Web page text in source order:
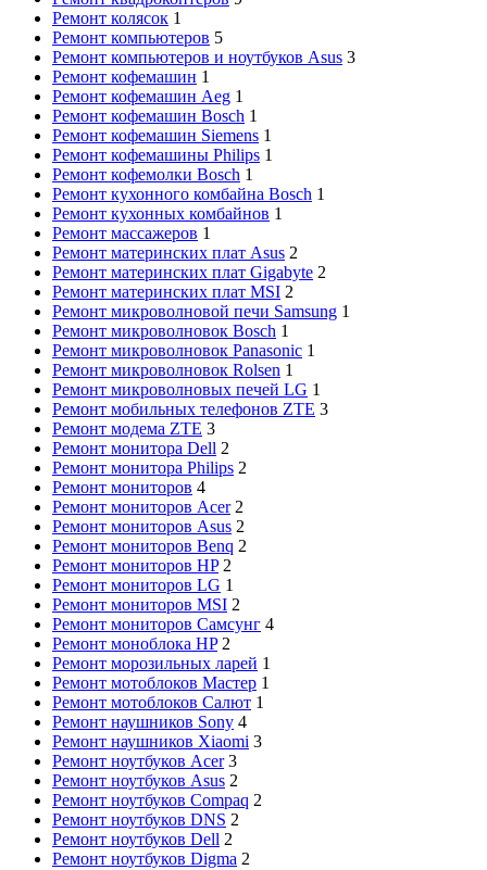
Ремонт колясок 1
Ремонт компьютеров 5
Ремонт компьютеров и ноутбуков Asus 3
Ремонт кофемашин 1
Ремонт кофемашин Aeg 1
Ремонт кофемашин Bosch 1
Ремонт кофемашин Siemens 1
Ремонт кофемашины Philips 1
Ремонт кофемолки Bosch 1
Ремонт кухонного комбайна Bosch 1
Ремонт кухонных комбайнов 1
Ремонт массажеров 1
Ремонт материнских плат Asus 2
Ремонт материнских плат Gigabyte 2
Ремонт материнских плат MSI 2
Ремонт микроволновой печи Samsung 1
Ремонт микроволновок Bosch 1
Ремонт микроволновок Panasonic 1
Ремонт микроволновок Rolsen 1
Ремонт микроволновых печей LG 1
Ремонт мобильных телефонов ZTE 3
Ремонт модема ZTE 3
Ремонт монитора Dell 2
Ремонт монитора Philips 2
Ремонт мониторов 4
Ремонт мониторов Acer 2
Ремонт мониторов Asus 2
Ремонт мониторов Benq 2
Ремонт мониторов HP 2
Ремонт мониторов LG 1
Ремонт мониторов MSI 2
Ремонт мониторов Самсунг 4
Ремонт моноблока HP 2
Ремонт морозильных ларей 1
Ремонт мотоблоков Мастер 1
Ремонт мотоблоков Салют 1
Ремонт наушников Sony 4
Ремонт наушников Xiaomi 3
Ремонт ноутбуков Acer 3
Ремонт ноутбуков Asus 2
Ремонт ноутбуков Compaq 2
Ремонт ноутбуков DNS 2
Ремонт ноутбуков Dell 2
Ремонт ноутбуков Digma 2